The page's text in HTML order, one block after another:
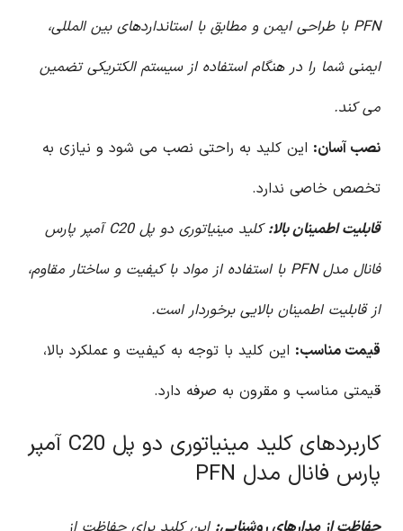
PFN با طراحی ایمن و مطابق با استانداردهای بین المللی،
ایمنی شما را در هنگام استفاده از سیستم الکتریکی تضمین
می کند.
نصب آسان: این کلید به راحتی نصب می شود و نیازی به
تخصص خاصی ندارد.
قابلیت اطمینان بالا:
کلید مینیاتوری دو پل C20 آمپر پارس
فانال مدل PFN با استفاده از مواد با کیفیت و ساختار مقاوم،
از قابلیت اطمینان بالایی برخوردار است.
قیمت مناسب: این کلید با توجه به کیفیت و عملکرد بالا،
قیمتی مناسب و مقرون به صرفه دارد.
کاربردهای کلید مینیاتوری دو پل C20 آمپر
پارس فانال مدل PFN